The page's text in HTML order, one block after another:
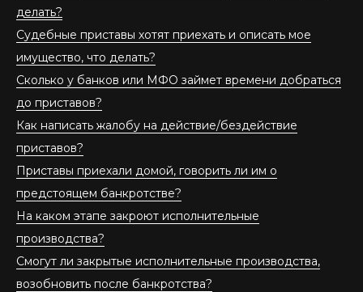
делать?
Судебные приставы хотят приехать и описать мое
имущество, что делать?
Сколько у банков или МФО займет времени добраться
до приставов?
Как написать жалобу на действие/бездействие
приставов?
Приставы приехали домой, говорить ли им о
предстоящем банкротстве?
На каком этапе закроют исполнительные
производства?
Смогут ли закрытые исполнительные производства,
возобновить после банкротства?